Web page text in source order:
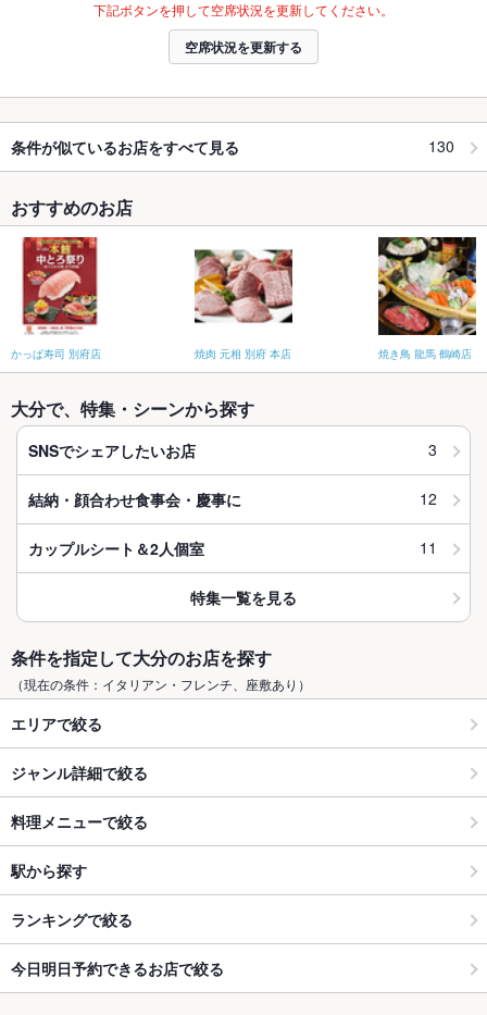
下記ボタンを押して空席状況を更新してください。
空席状況を更新する
条件が似ているお店をすべて見る 130
おすすめのお店
かっぱ寿司 別府店 焼肉 元相 別府 本店 焼き鳥 龍馬 鶴崎店
大分で、特集・シーンから探す
SNSでシェアしたいお店 3
結納・顔合わせ食事会・慶事に 12
カップルシート＆2人個室 11
特集一覧を見る
条件を指定して大分のお店を探す
（現在の条件：イタリアン・フレンチ、座敷あり）
エリアで絞る
ジャンル詳細で絞る
料理メニューで絞る
駅から探す
ランキングで絞る
今日明日予約できるお店で絞る